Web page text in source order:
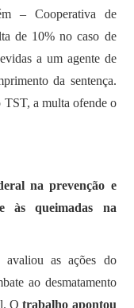
– Cooperativa de
de 10% no caso de
a um agente de
da sentença.
a multa ofende o
na prevenção e
às queimadas na
as ações do
ao desmatamento
Otrabalho apontou